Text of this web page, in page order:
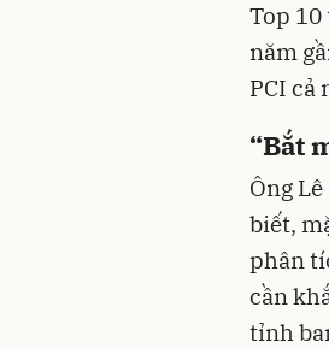
Top
năm
PCI cả
“Bắt
Ông
biết,
phân
cần
tỉnh